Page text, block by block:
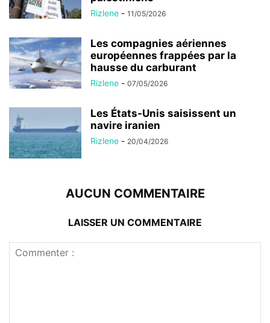
Rizlene - 11/05/2026
Les compagnies aériennes
européennes frappées par la
hausse du carburant
Rizlene - 07/05/2026
Les États-Unis saisissent un
navire iranien
Rizlene - 20/04/2026
AUCUN COMMENTAIRE
LAISSER UN COMMENTAIRE